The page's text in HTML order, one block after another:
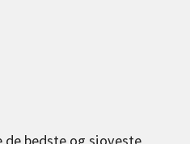
bedste og sjoveste